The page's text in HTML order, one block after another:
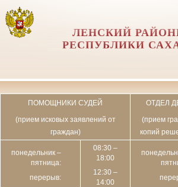
ЛЕНСКИЙ
РЕСПУБЛИКИ
ПОМОЩНИКИ СУДЕЙ
(прием исковых заявлений от
граждан)
ОТДЕЛ
(прием
копий
понедельник –
пятница:
перерыв:
08:30 –
18:00
12:30 –
14:00